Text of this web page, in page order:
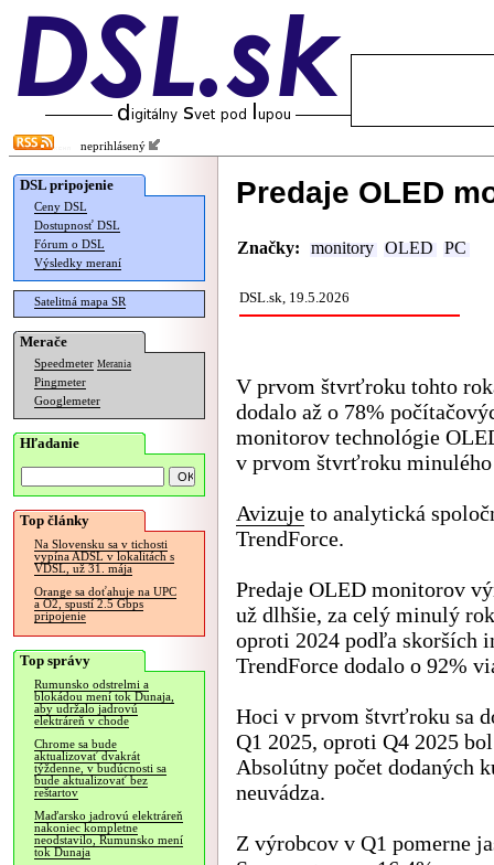
neprihlásený
DSL pripojenie
Ceny DSL
Dostupnosť DSL
Fórum o DSL
Výsledky meraní
Satelitná mapa SR
Merače
Speedmeter Merania
Pingmeter
Googlemeter
Hľadanie
Top články
Na Slovensku sa v tichosti
vypína ADSL v lokalitách s
VDSL, už 31. mája
Orange sa doťahuje na UPC
a O2, spustí 2.5 Gbps
pripojenie
Top správy
Rumunsko odstrelmi a
blokádou mení tok Dunaja,
aby udržalo jadrovú
elektráreň v chode
Chrome sa bude
aktualizovať dvakrát
týždenne, v budúcnosti sa
bude aktualizovať bez
reštartov
Maďarsko jadrovú elektráreň
nakoniec kompletne
neodstavilo, Rumunsko mení
tok Dunaja
Predaje OLED
Značky: monitory OLED PC
DSL.sk, 19.5.2026
V prvom štvrťroku tohto
dodalo až o 78%
monitorov technológie
v prvom štvrťroku
Avizuje to analytická
TrendForce.
Predaje OLED monitorov
už dlhšie, za celý minulý
oproti 2024 podľa skorších
TrendForce dodalo o 92%
Hoci v prvom štvrťroku sa
Q1 2025, oproti Q4 2025
Absolútny počet dodaných
neuvádza.
Z výrobcov v Q1 pomerne